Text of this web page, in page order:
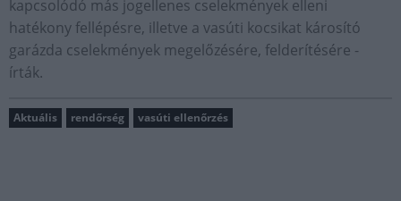
kapcsolódó más jogellenes cselekmények elleni
hatékony fellépésre, illetve a vasúti kocsikat károsító
garázda cselekmények megelőzésére, felderítésére -
írták.
Aktuális rendőrség vasúti ellenőrzés